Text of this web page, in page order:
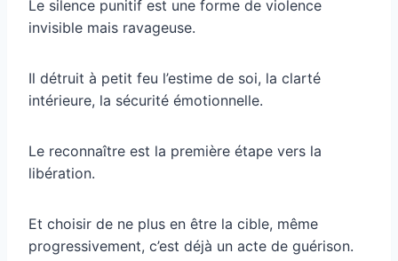
Le silence punitif est une forme de violence
invisible mais ravageuse.
Il détruit à petit feu l’estime de soi, la clarté
intérieure, la sécurité émotionnelle.
Le reconnaître est la première étape vers la
libération.
Et choisir de ne plus en être la cible, même
progressivement, c’est déjà un acte de guérison.